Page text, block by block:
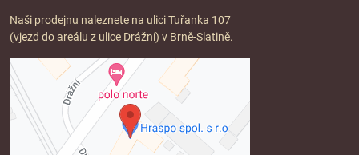
Naši prodejnu naleznete na ulici Tuřanka 107
(vjezd do areálu z ulice Drážní) v Brně-Slatině.